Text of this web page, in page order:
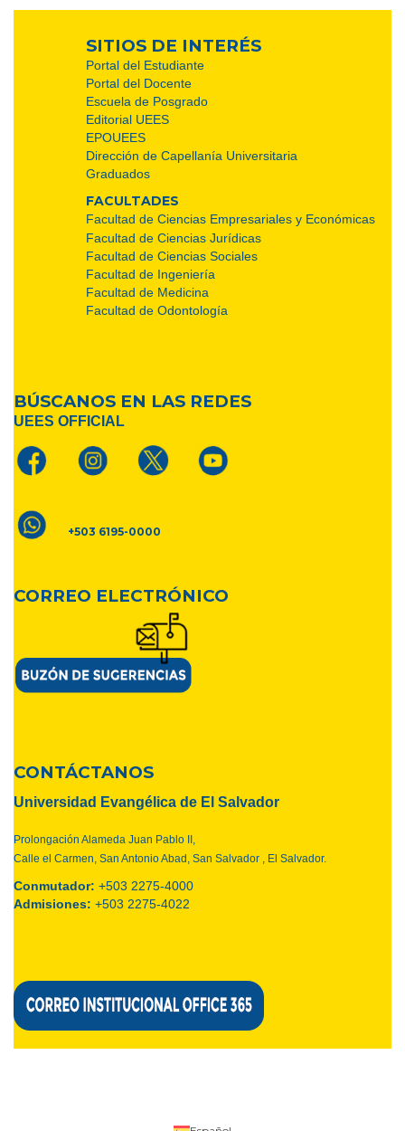
SITIOS DE INTERÉS
Portal del Estudiante
Portal del Docente
Escuela de Posgrado
Editorial UEES
EPOUEES
Dirección de Capellanía Universitaria
Graduados
FACULTADES
Facultad de Ciencias Empresariales y Económicas
Facultad de Ciencias Jurídicas
Facultad de Ciencias Sociales
Facultad de Ingeniería
Facultad de Medicina
Facultad de Odontología
BÚSCANOS EN LAS REDES
UEES OFFICIAL
+503 6195-0000
CORREO ELECTRÓNICO
CONTÁCTANOS
Universidad Evangélica de El Salvador
Prolongación Alameda Juan Pablo II,
Calle el Carmen, San Antonio Abad, San Salvador , El Salvador.
Conmutador: +503 2275-4000
Admisiones: +503 2275-4022